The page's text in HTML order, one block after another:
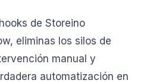
de Storeino
eliminas los silos de
manual y
automatización en